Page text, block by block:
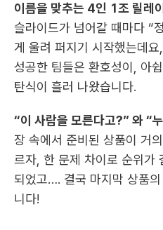
이름을 맞추는 4인 1조 릴레
슬라이드가 넘어갈 때마다 “
게 울려 퍼지기 시작했는데
성공한 팀들은 환호성이, 아
탄식이 흘러 나왔습니다.
“이 사람을 모른다고?” 와 “
장 속에서 준비된 상품이 거
르자, 한 문제 차이로 순위가
되었고…. 결국 마지막 상품
니다!